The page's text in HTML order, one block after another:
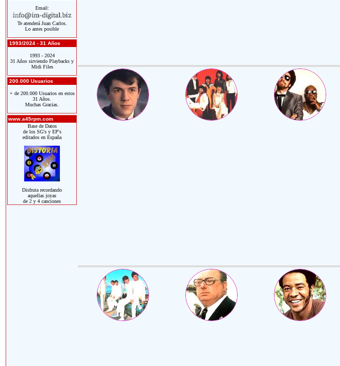
Email:
Te atenderá Juan Carlos.
Lo antes posible
1993/2024 - 31 Años
1993 - 2024
31 Años sirviendo Playbacks y
Midi Files
200.000 Usuarios
+ de 200.000 Usuarios en estos
31 Años.
Muchas Gracias.
www.a45rpm.com
Base de Datos
de los SG's y EP's
editados en España
Disfruta recordando
aquellas joyas
de 2 y 4 canciones